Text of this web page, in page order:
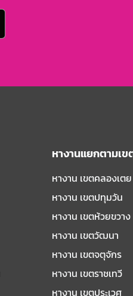
หางานแยกตามเ
หางาน เขตคลองเตย
หางาน เขตปทุมวัน
หางาน เขตห้วยขวาง
หางาน เขตวัฒนา
หางาน เขตจตุจักร
หางาน เขตราชเทวี
หางาน เขตประเวศ